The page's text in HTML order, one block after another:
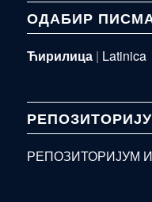
ОДАБИР
Ћирилица| Latinica
РЕПОЗИТОРИЈУМ